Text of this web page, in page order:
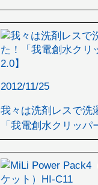
2012/11/25
我々は洗剤レスで洗
「我電創水クリッパ